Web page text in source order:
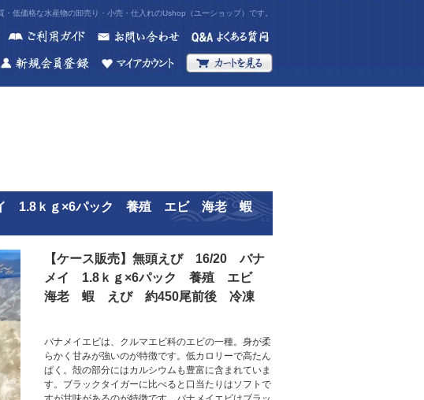
・低価格な水産物の卸売り・小売・仕入れのUshop（ユーショップ）です。
イ 1.8ｋｇ×6パック 養殖 エビ 海老 蝦
【ケース販売】無頭えび 16/20 バナ
メイ 1.8ｋｇ×6パック 養殖 エビ
海老 蝦 えび 約450尾前後 冷凍
バナメイエビは、クルマエビ科のエビの一種。身が柔
らかく甘みが強いのが特徴です。低カロリーで高たん
ぱく。殻の部分にはカルシウムも豊富に含まれていま
す。ブラックタイガーに比べると口当たりはソフトで